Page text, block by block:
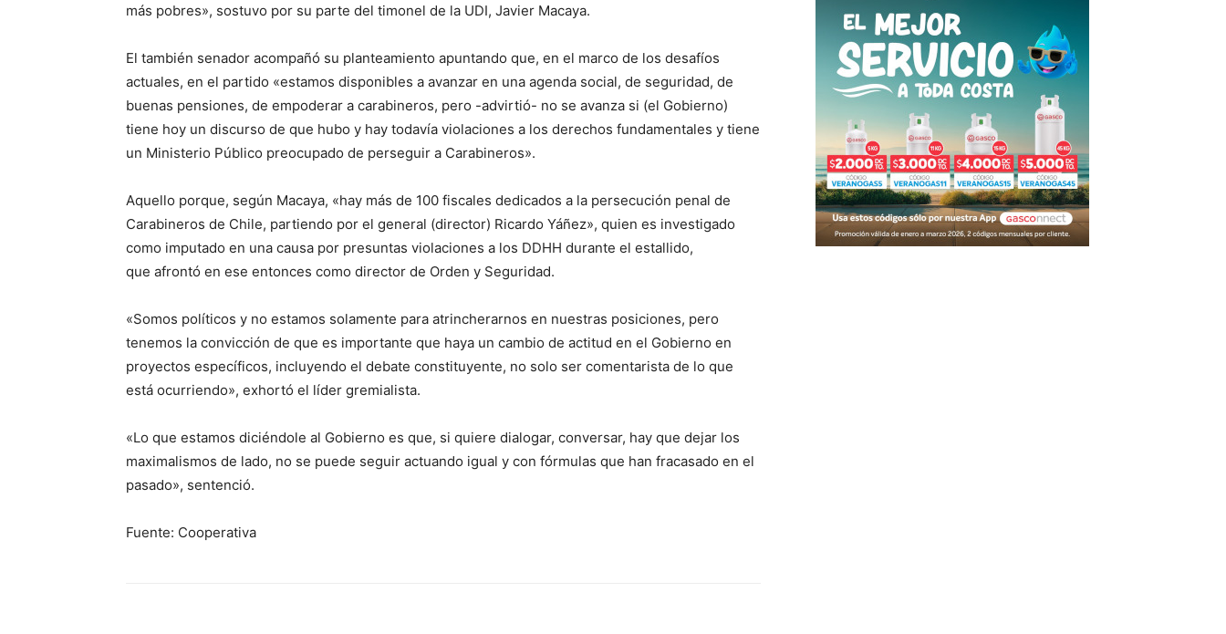
más pobres», sostuvo por su parte del timonel de la UDI, Javier Macaya.
El también senador acompañó su planteamiento apuntando que, en el marco de los desafíos
actuales, en el partido «estamos disponibles a avanzar en una agenda social, de seguridad, de
buenas pensiones, de empoderar a carabineros, pero -advirtió- no se avanza si (el Gobierno)
tiene hoy un discurso de que hubo y hay todavía violaciones a los derechos fundamentales y tiene
un Ministerio Público preocupado de perseguir a Carabineros».
Aquello porque, según Macaya, «hay más de 100 fiscales dedicados a la persecución penal de
Carabineros de Chile, partiendo por el general (director) Ricardo Yáñez», quien es investigado
como imputado en una causa por presuntas violaciones a los DDHH durante el estallido,
que afrontó en ese entonces como director de Orden y Seguridad.
«Somos políticos y no estamos solamente para atrincherarnos en nuestras posiciones, pero
tenemos la convicción de que es importante que haya un cambio de actitud en el Gobierno en
proyectos específicos, incluyendo el debate constituyente, no solo ser comentarista de lo que
está ocurriendo», exhortó el líder gremialista.
«Lo que estamos diciéndole al Gobierno es que, si quiere dialogar, conversar, hay que dejar los
maximalismos de lado, no se puede seguir actuando igual y con fórmulas que han fracasado en el
pasado», sentenció.
Fuente: Cooperativa